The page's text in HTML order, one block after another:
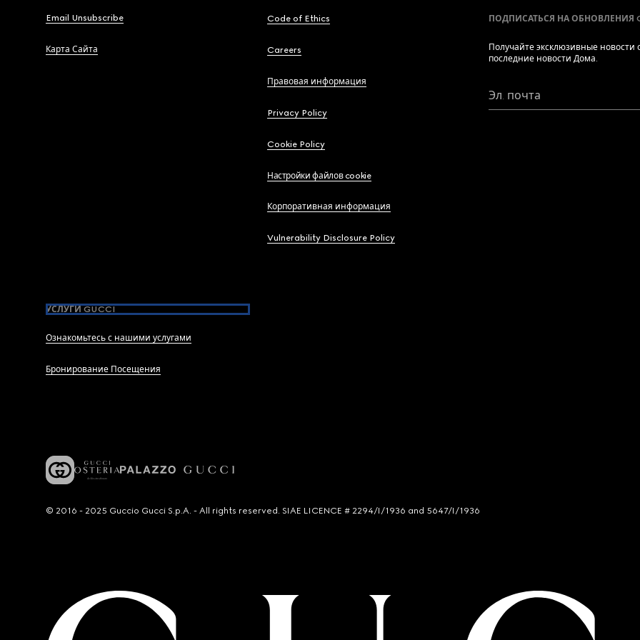
Email Unsubscribe
Карта Сайта
Code of Ethics
Careers
Правовая информация
Privacy Policy
Cookie Policy
Настройки файлов cookie
Корпоративная информация
Vulnerability Disclosure Policy
УСЛУГИ GUCCI
Ознакомьтесь с нашими услугами
Бронирование Посещения
ПОДПИСАТЬСЯ НА ОБНОВЛЕНИЯ
Получайте эксклюзивные новости
последние новости Дома.
Эл. почта
© 2016 - 2025 Guccio Gucci S.p.A. - All rights reserved. SIAE LICENCE # 2294/I/1936 and 5647/I/1936